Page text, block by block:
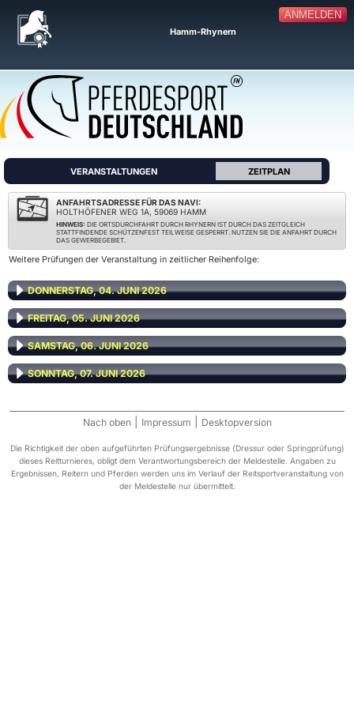
ANMELDEN
Hamm-Rhynern
VERANSTALTUNGEN ZEITPLAN
ANFAHRTSADRESSE FÜR DAS NAVI:
HOLTHÖFENER WEG 1A, 59069 HAMM
HINWEIS: DIE ORTSDURCHFAHRT DURCH RHYNERN IST DURCH DAS ZEITGLEICH
STATTFINDENDE SCHÜTZENFEST TEILWEISE GESPERRT. NUTZEN SIE DIE ANFAHRT DURCH
DAS GEWERBEGEBIET.
Weitere Prüfungen der Veranstaltung in zeitlicher Reihenfolge:
DONNERSTAG, 04. JUNI 2026
FREITAG, 05. JUNI 2026
SAMSTAG, 06. JUNI 2026
SONNTAG, 07. JUNI 2026
Nach oben Impressum Desktopversion
Die Richtigkeit der oben aufgeführten Prüfungsergebnisse (Dressur oder Springprüfung)
dieses Reitturnieres, obligt dem Verantwortungsbereich der Meldestelle. Angaben zu
Ergebnissen, Reitern und Pferden werden uns im Verlauf der Reitsportveranstaltung von
der Meldestelle nur übermittelt.